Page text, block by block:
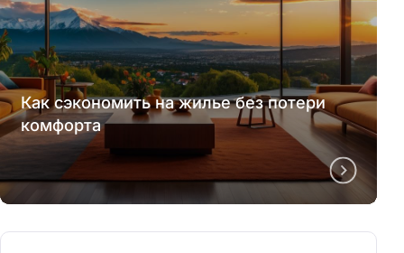
Как сэкономить на жилье без потери
комфорта